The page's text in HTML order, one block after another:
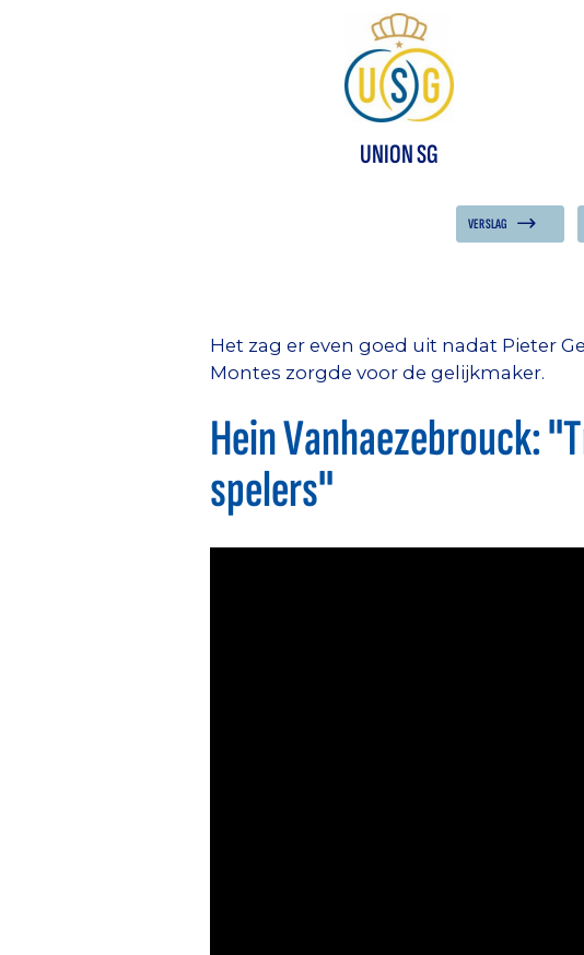
UNION SG
VERSLAG
Het zag er even goed uit nadat Pieter
Montes zorgde voor de gelijkmaker.
Hein Vanhaezebrouck:
spelers"